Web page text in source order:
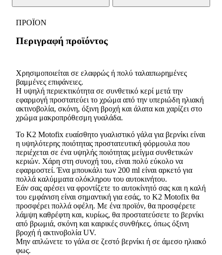
ΠΡΟΪΟΝ
Περιγραφή προϊόντος
Χρησιμοποιείται σε ελαφρώς ή πολύ ταλαιπωρημένες
βαμμένες επιφάνειες.
Η υψηλή περιεκτικότητα σε συνθετικό κερί μετά την
εφαρμογή προστατεύει το χρώμα από την υπεριώδη ηλιακή
ακτινοβολία, σκόνη, όξινη βροχή και άλατα και χαρίζει στο
χρώμα μακροπρόθεσμη γυαλάδα.
Το K2 Motofix ευαίσθητο γυαλιστικό γάλα για βερνίκι είναι
η υψηλότερης ποιότητας προστατευτική φόρμουλα που
περιέχεται σε ένα υψηλής ποιότητας μείγμα συνθετικών
κεριών. Χάρη στη συνοχή του, είναι πολύ εύκολο να
εφαρμοστεί. Ένα μπουκάλι των 200 ml είναι αρκετό για
πολλά καλύμματα ολόκληρου του αυτοκινήτου.
Εάν σας αρέσει να φροντίζετε το αυτοκίνητό σας και η καλή
του εμφάνιση είναι σημαντική για εσάς, το K2 Motofix θα
προσφέρει πολλά οφέλη. Με ένα προϊόν, θα προσφέρετε
λάμψη καθρέφτη και, κυρίως, θα προστατεύσετε το βερνίκι
από βρωμιά, σκόνη και καιρικές συνθήκες, όπως όξινη
βροχή ή ακτινοβολία UV.
Μην απλώνετε το γάλα σε ζεστό βερνίκι ή σε άμεσο ηλιακό
φως.